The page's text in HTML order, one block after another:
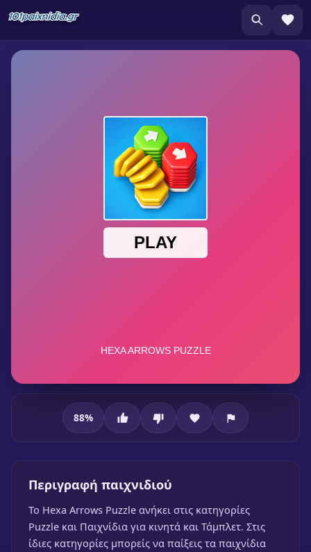
88%
Περιγραφή παιχνιδιού
To Hexa Arrows Puzzle ανήκει στις κατηγορίες
Puzzle και Παιχνίδια για κινητά και Τάμπλετ. Στις
ίδιες κατηγορίες μπορείς να παίξεις τα παιχνίδια